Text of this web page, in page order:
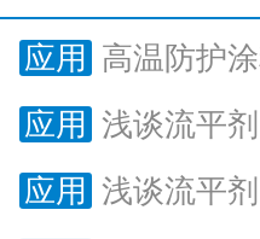
应用
高温防护
应用 浅谈流平剂
应用 浅谈流平剂